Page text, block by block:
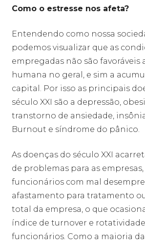
Como o estresse nos afeta?
Entendendo como nossa
podemos visualizar que as
empregadas não são favoráveis
humana no geral, e sim a
capital. Por isso as principais
século XXI são a depressão,
transtorno de ansiedade,
Burnout e síndrome do pânico.
As doenças do século XXI
de problemas para as
funcionários com mal
afastamento para tratamento
total da empresa, o que
índice de turnover e
funcionários. Como a maioria